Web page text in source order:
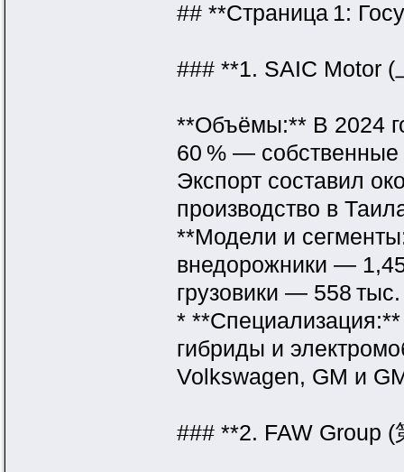
## **Страница 1:
### **1. SAIC Motor (
**Объёмы:** В 2024
60 % —
Экспорт составил
производство в
**Модели и
внедорожники —
грузовики — 558 тыс.
* **Специализация:**
гибриды и
Volkswagen, GM и
### **2. FAW Group (